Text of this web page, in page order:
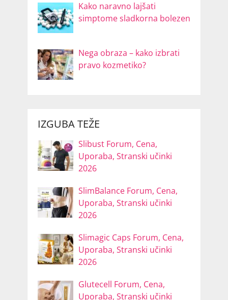
Kako naravno lajšati
simptome sladkorna bolezen
Nega obraza – kako izbrati
pravo kozmetiko?
IZGUBA TEŽE
Slibust Forum, Cena,
Uporaba, Stranski učinki
2026
SlimBalance Forum, Cena,
Uporaba, Stranski učinki
2026
Slimagic Caps Forum, Cena,
Uporaba, Stranski učinki
2026
Glutecell Forum, Cena,
Uporaba, Stranski učinki